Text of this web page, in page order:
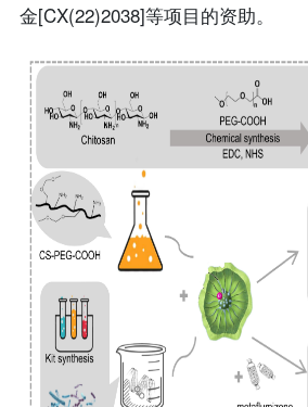
金[CX(22)2038]等项目的资助。